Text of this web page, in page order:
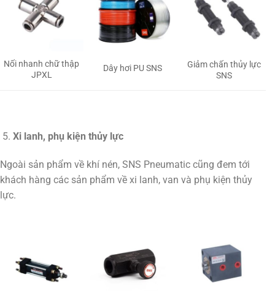
Nối nhanh chữ thập
JPXL
Dây hơi PU SNS
Giảm chấn thủy lực
SNS
Xi lanh, phụ kiện thủy lực
Ngoài sản phẩm về khí nén, SNS Pneumatic cũng đem tới
khách hàng các sản phẩm về xi lanh, van và phụ kiện thủy
lực.